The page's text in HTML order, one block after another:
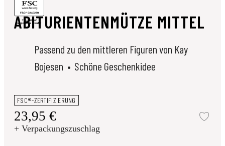
ABITURIENTENMÜTZE MITTEL
Passend zu den mittleren Figuren von Kay
Bojesen
Schöne Geschenkidee
FSC®-ZERTIFIZIERUNG
23,95 €
+ Verpackungszuschlag